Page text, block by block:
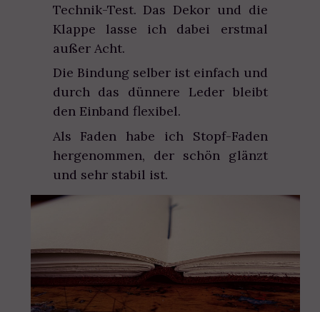
Technik-Test. Das Dekor und die
Klappe lasse ich dabei erstmal
außer Acht.
Die Bindung selber ist einfach und
durch das dünnere Leder bleibt
den Einband flexibel.
Als Faden habe ich Stopf-Faden
hergenommen, der schön glänzt
und sehr stabil ist.